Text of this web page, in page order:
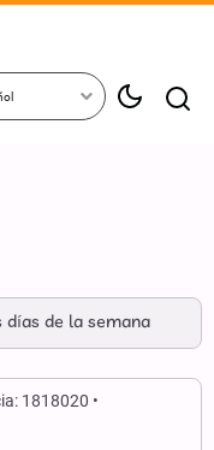
de la semana
1818020